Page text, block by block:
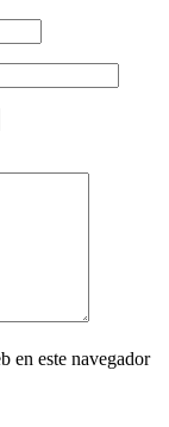
en este navegador